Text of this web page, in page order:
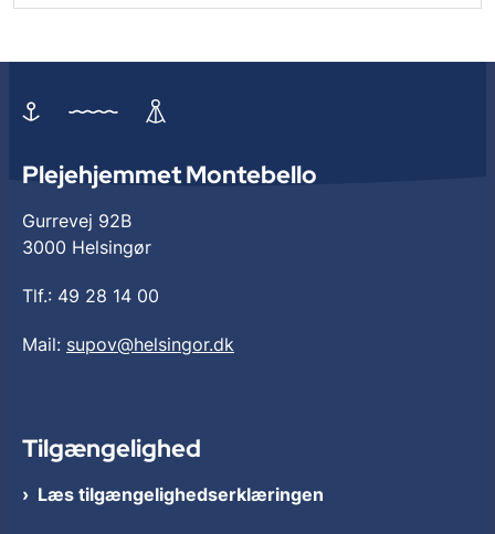
Plejehjemmet Montebello
Gurrevej 92B
3000 Helsingør
Tlf.: 49 28 14 00
Mail: supov@helsingor.dk
Tilgængelighed
Læs tilgængelighedserklæringen